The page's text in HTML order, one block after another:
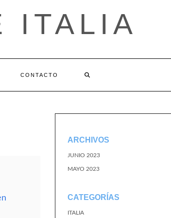
ITALIA
CONTACTO
ARCHIVOS
JUNIO 2023
MAYO 2023
CATEGORÍAS
ITALIA